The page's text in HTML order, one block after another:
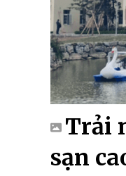
Trải
sạn